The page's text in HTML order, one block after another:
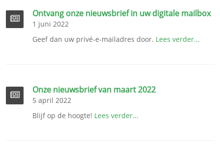
Ontvang onze nieuwsbrief in uw digitale mailbox
1 juni 2022
Geef dan uw privé-e-mailadres door. Lees verder...
Onze nieuwsbrief van maart 2022
5 april 2022
Blijf op de hoogte! Lees verder...